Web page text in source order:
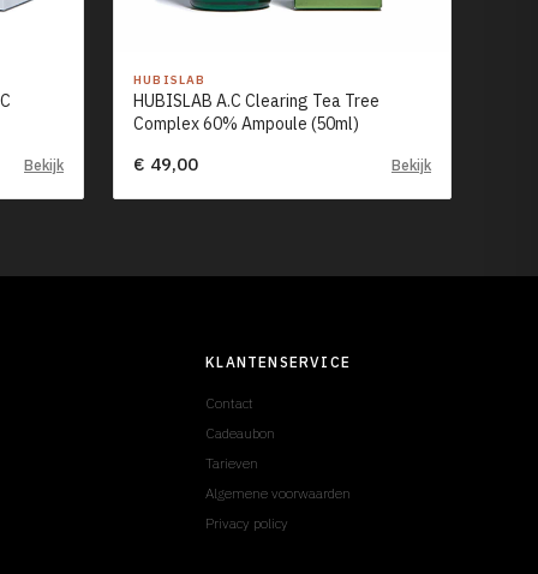
Bekijk
HUBISLAB
HUBISLAB A.C Clearing Tea Tree
Complex 60% Ampoule (50ml)
€ 49,00 Bekijk
KLANTENSERVICE
Contact
Cadeaubon
Tarieven
Algemene voorwaarden
Privacy policy